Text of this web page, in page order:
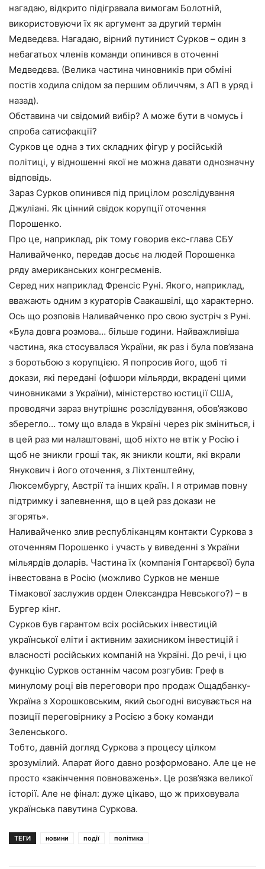
нагадаю, відкрито підігравала вимогам Болотній,
використовуючи їх як аргумент за другий термін
Медведєва. Нагадаю, вірний путинист Сурков – один з
небагатьох членів команди опинився в оточенні
Медведєва. (Велика частина чиновників при обміні
постів ходила слідом за першим обличчям, з АП в уряд і
назад).
Обставина чи свідомий вибір? А може бути в чомусь і
спроба сатисфакції?
Сурков це одна з тих складних фігур у російській
політиці, у відношенні якої не можна давати однозначну
відповідь.
Зараз Сурков опинився під прицілом розслідування
Джуліані. Як цінний свідок корупції оточення
Порошенко.
Про це, наприклад, рік тому говорив екс-глава СБУ
Наливайченко, передав досьє на людей Порошенка
ряду американських конгресменів.
Серед них наприклад Френсіс Руні. Якого, наприклад,
вважають одним з кураторів Саакашвілі, що характерно.
Ось що розповів Наливайченко про свою зустріч з Руні.
«Була довга розмова… більше години. Найважливіша
частина, яка стосувалася України, як раз і була пов’язана
з боротьбою з корупцією. Я попросив його, щоб ті
докази, які передані (офшори мільярди, вкрадені цими
чиновниками з України), міністерство юстиції США,
проводячи зараз внутрішнє розслідування, обов’язково
зберегло… тому що влада в Україні через рік зміниться, і
в цей раз ми налаштовані, щоб ніхто не втік у Росію і
щоб не зникли гроші так, як зникли кошти, які вкрали
Янукович і його оточення, з Ліхтенштейну,
Люксембургу, Австрії та інших країн. І я отримав повну
підтримку і запевнення, що в цей раз докази не
згорять».
Наливайченко злив республіканцям контакти Суркова з
оточенням Порошенко і участь у виведенні з України
мільярдів доларів. Частина їх (компанія Гонтарєвої) була
інвестована в Росію (можливо Сурков не менше
Тімакової заслужив орден Олександра Невського?) – в
Бургер кінг.
Сурков був гарантом всіх російських інвестицій
української еліти і активним захисником інвестицій і
власності російських компаній на Україні. До речі, і цю
функцію Сурков останнім часом розгубив: Греф в
минулому році вів переговори про продаж Ощадбанку-
Україна з Хорошковським, який сьогодні висувається на
позиції переговірнику з Росією з боку команди
Зеленського.
Тобто, давній догляд Суркова з процесу цілком
зрозумілий. Апарат його давно розформовано. Але це не
просто «закінчення повноважень». Це розв’язка великої
історії. Але не фінал: дуже цікаво, що ж приховувала
українська павутина Суркова.
ТЕГИ новини події політика